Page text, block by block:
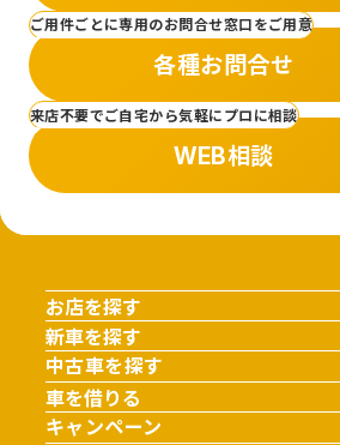
ご用件ごとに専用のお問合せ窓口をご用意
各種お問合せ
来店不要でご自宅から気軽にプロに相談
WEB相談
お店を探す
新車を探す
中古車を探す
車を借りる
キャンペーン